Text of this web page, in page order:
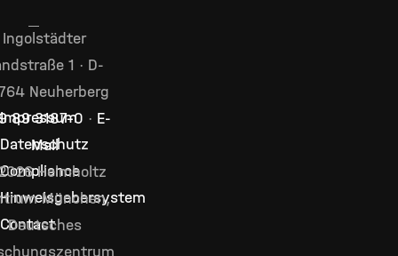
Impressum
Datenschutz
Compliance
Hinweisgebersystem
Contact
Ingolstädter
1 · D-
Neuherberg
89 3187–0 · E-
Mail
Helmholtz
München,
Deutsches